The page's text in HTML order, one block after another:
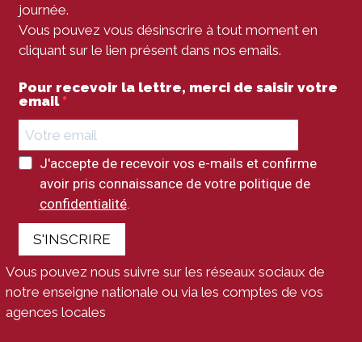
journée.
Vous pouvez vous désinscrire à tout moment en
cliquant sur le lien présent dans nos emails.
Pour recevoir la lettre, merci de saisir votre
email
J'accepte de recevoir vos e-mails et confirme
avoir pris connaissance de votre politique de
confidentialité.
S'INSCRIRE
Vous pouvez nous suivre sur les réseaux sociaux de
notre enseigne nationale ou via les comptes de vos
agences locales